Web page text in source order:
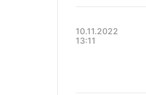
10.11.2022
13:11